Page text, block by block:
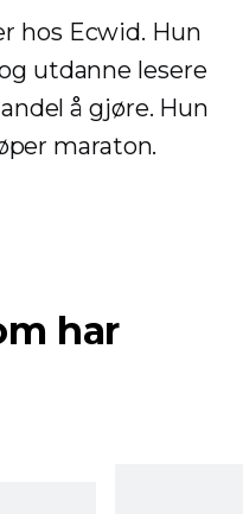
hos Ecwid. Hun
utdanne lesere
å gjøre. Hun
maraton.
har